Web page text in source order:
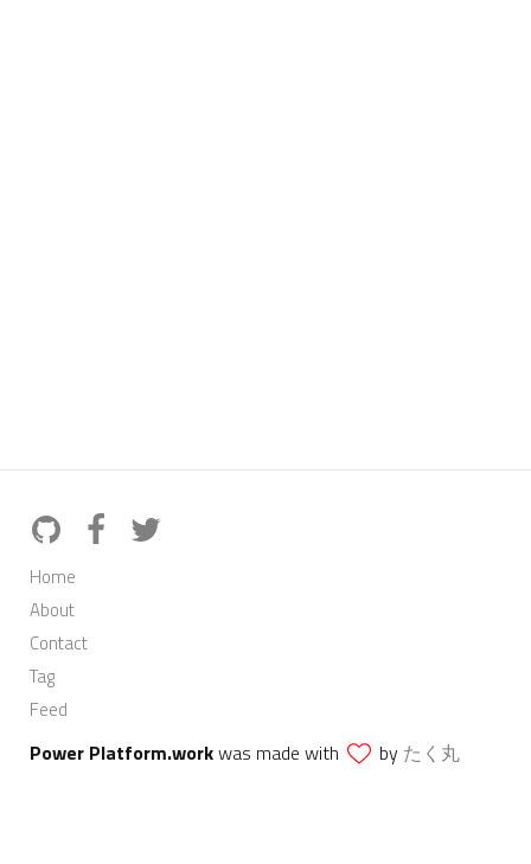
Home
About
Contact
Tag
Feed
Power Platform.workwas made with by たく丸